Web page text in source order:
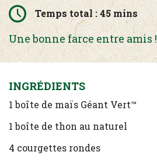
Temps total : 45 mins
Une bonne farce entre amis !
INGRÉDIENTS
1 boîte de maïs Géant Vert™
1 boîte de thon au naturel
4 courgettes rondes